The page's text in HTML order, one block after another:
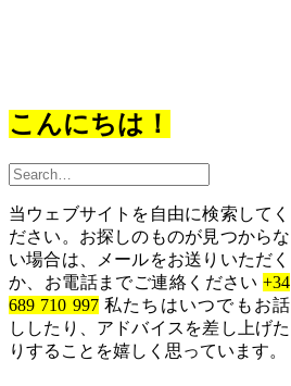
こんにちは！
当ウェブサイトを自由に検索してく
ださい。お探しのものが見つからな
い場合は、メールをお送りいただく
か、お電話までご連絡ください+34
689 710 997私たちはいつでもお話
ししたり、アドバイスを差し上げた
りすることを嬉しく思っています。